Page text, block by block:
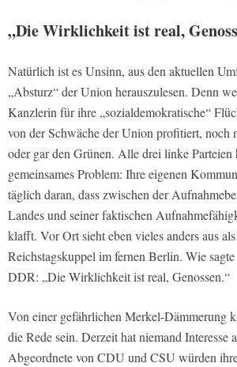
„Die Wirklichkeit ist real,
Natürlich ist es Unsinn, aus den aktuellen
„Absturz“ der Union herauszulesen. Denn
Kanzlerin für ihre „sozialdemokratische“
von der Schwäche der Union profitiert, noch
oder gar den Grünen. Alle drei linke Parteien
gemeinsames Problem: Ihre eigenen
täglich daran, dass zwischen der
Landes und seiner faktischen
klafft. Vor Ort sieht eben vieles anders aus
Reichstagskuppel im fernen Berlin. Wie
DDR: „Die Wirklichkeit ist real, Genossen.“
Von einer gefährlichen Merkel-Dämmerung
die Rede sein. Derzeit hat niemand Interesse
Abgeordnete von CDU und CSU würden